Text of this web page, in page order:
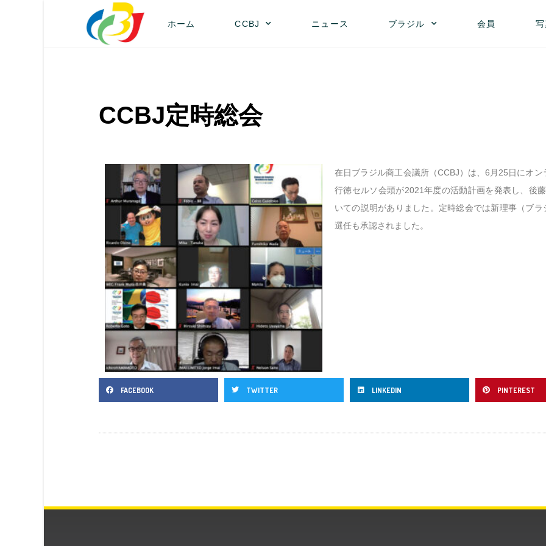
ホーム CCBJ ニュース ブラジル 会員
CCBJ定時総会
在日ブラジル商工会議所（CCBJ）は、6月25日にオン
行徳セルソ会頭が2021年度の活動計画を発表し、後
いての説明がありました。定時総会では新理事（ブ
選任も承認されました。
FACEBOOK TWITTER LINKEDIN PINTEREST